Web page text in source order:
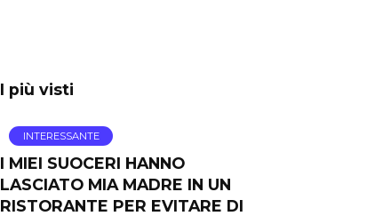
I più visti
INTERESSANTE
I MIEI SUOCERI HANNO
LASCIATO MIA MADRE IN UN
RISTORANTE PER EVITARE DI